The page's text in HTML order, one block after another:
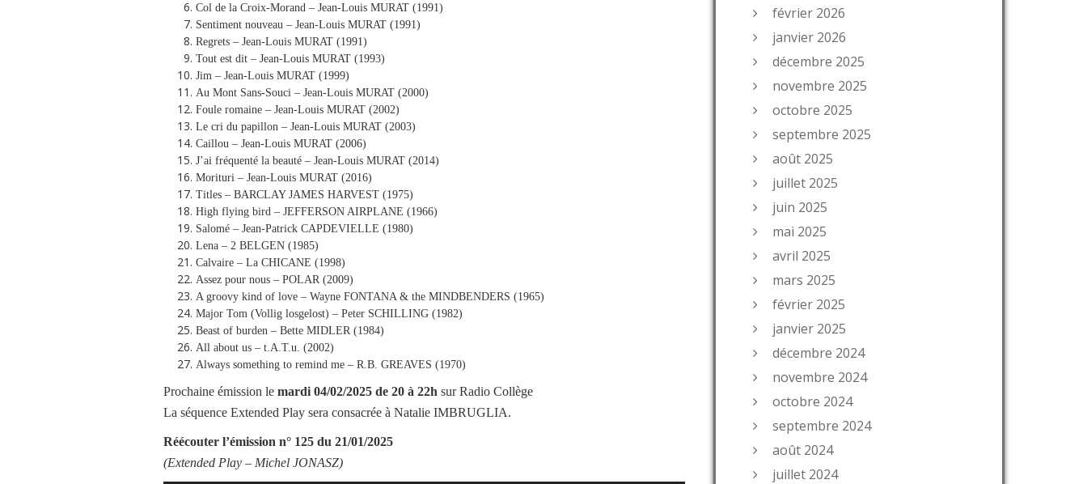
Col de la Croix-Morand – Jean-Louis MURAT (1991)
Sentiment nouveau – Jean-Louis MURAT (1991)
Regrets – Jean-Louis MURAT (1991)
Tout est dit – Jean-Louis MURAT (1993)
Jim – Jean-Louis MURAT (1999)
Au Mont Sans-Souci – Jean-Louis MURAT (2000)
Foule romaine – Jean-Louis MURAT (2002)
Le cri du papillon – Jean-Louis MURAT (2003)
Caillou – Jean-Louis MURAT (2006)
J’ai fréquenté la beauté – Jean-Louis MURAT (2014)
Morituri – Jean-Louis MURAT (2016)
Titles – BARCLAY JAMES HARVEST (1975)
High flying bird – JEFFERSON AIRPLANE (1966)
Salomé – Jean-Patrick CAPDEVIELLE (1980)
Lena – 2 BELGEN (1985)
Calvaire – La CHICANE (1998)
Assez pour nous – POLAR (2009)
A groovy kind of love – Wayne FONTANA & the MINDBENDERS (1965)
Major Tom (Vollig losgelost) – Peter SCHILLING (1982)
Beast of burden – Bette MIDLER (1984)
All about us – t.A.T.u. (2002)
Always something to remind me – R.B. GREAVES (1970)
Prochaine émission le mardi 04/02/2025 de 20 à 22h sur Radio Collège
La séquence Extended Play sera consacrée à Natalie IMBRUGLIA.
Réécouter l’émission n° 125 du 21/01/2025
(Extended Play – Michel JONASZ)
février 2026
janvier 2026
décembre 2025
novembre 2025
octobre 2025
septembre 2025
août 2025
juillet 2025
juin 2025
mai 2025
avril 2025
mars 2025
février 2025
janvier 2025
décembre 2024
novembre 2024
octobre 2024
septembre 2024
août 2024
juillet 2024